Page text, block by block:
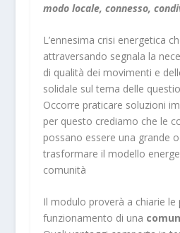
modo locale, connesso,
L’ennesima crisi energetica
attraversando segnala la
di qualità dei movimenti e
solidale sul tema delle
Occorre praticare soluzioni
per questo crediamo che le
possano essere una grande
trasformare il modello
comunità
Il modulo proverà a chiarie le
funzionamento di una